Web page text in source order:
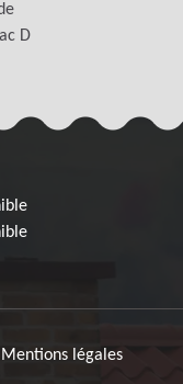
D
Mentions légales